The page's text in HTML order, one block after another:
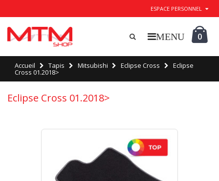
ESPACE PERSONNEL
0
Accueil Tapis Mitsubishi Eclipse Cross Eclipse
Cross 01.2018>
Eclipse Cross 01.2018>